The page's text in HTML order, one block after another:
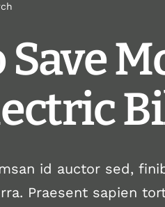
Save
id auctor sed,
Praesent sapien